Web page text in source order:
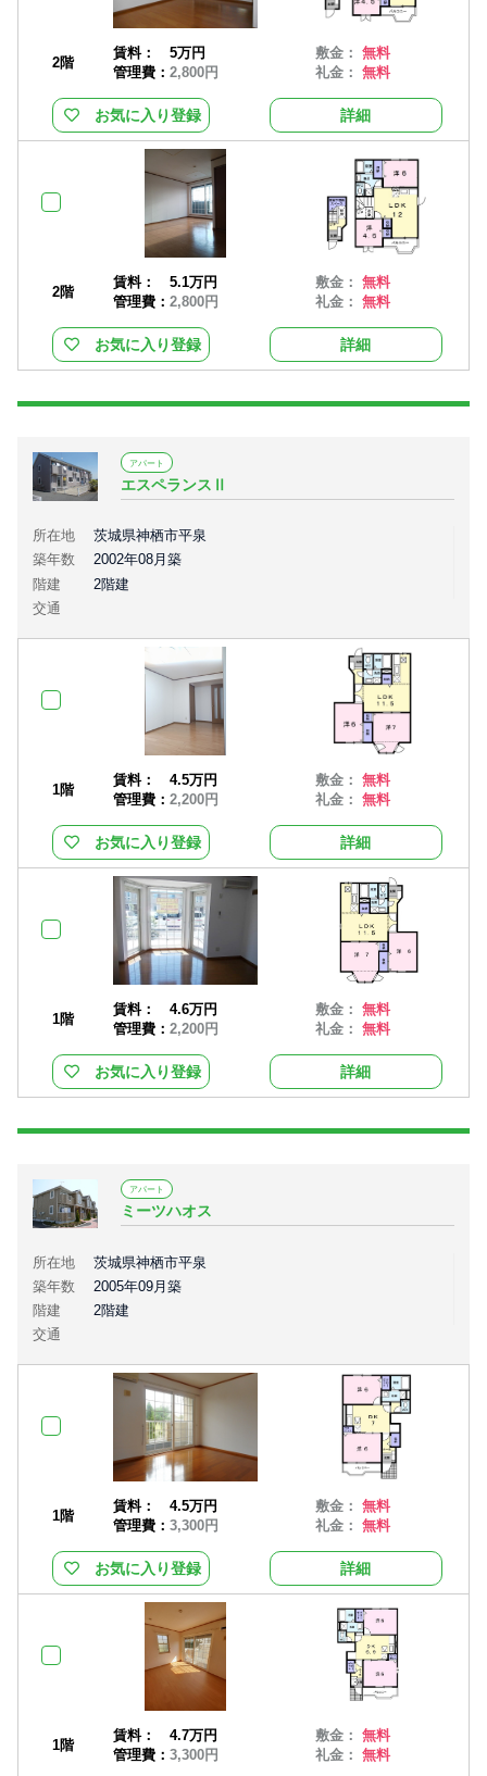
2階
賃料：
5万円
管理費： 2,800円
敷金：無料
礼金：無料
お気に入り登録 詳細
2階
賃料：
5.1万円
管理費： 2,800円
敷金：無料
礼金：無料
お気に入り登録 詳細
アパート
エスペランスⅡ
所在地
茨城県神栖市平泉
築年数
2002年08月築
階建
2階建
交通
1階
賃料：
4.5万円
管理費： 2,200円
敷金：無料
礼金：無料
お気に入り登録 詳細
1階
賃料：
4.6万円
管理費： 2,200円
敷金：無料
礼金：無料
お気に入り登録 詳細
アパート
ミーツハオス
所在地
茨城県神栖市平泉
築年数
2005年09月築
階建
2階建
交通
1階
賃料：
4.5万円
管理費： 3,300円
敷金：無料
礼金：無料
お気に入り登録 詳細
1階
賃料：
4.7万円
管理費： 3,300円
敷金：無料
礼金：無料